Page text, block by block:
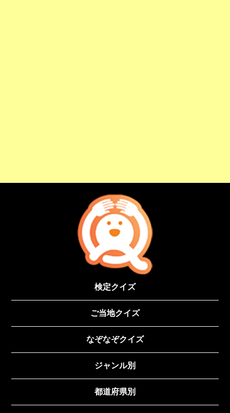
検定クイズ
ご当地クイズ
なぞなぞクイズ
ジャンル別
都道府県別